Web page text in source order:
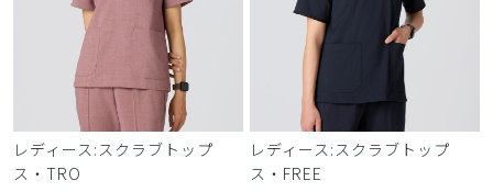
レディース:スクラブトップ
ス・TRO
レディース:スクラブトップ
ス・FREE